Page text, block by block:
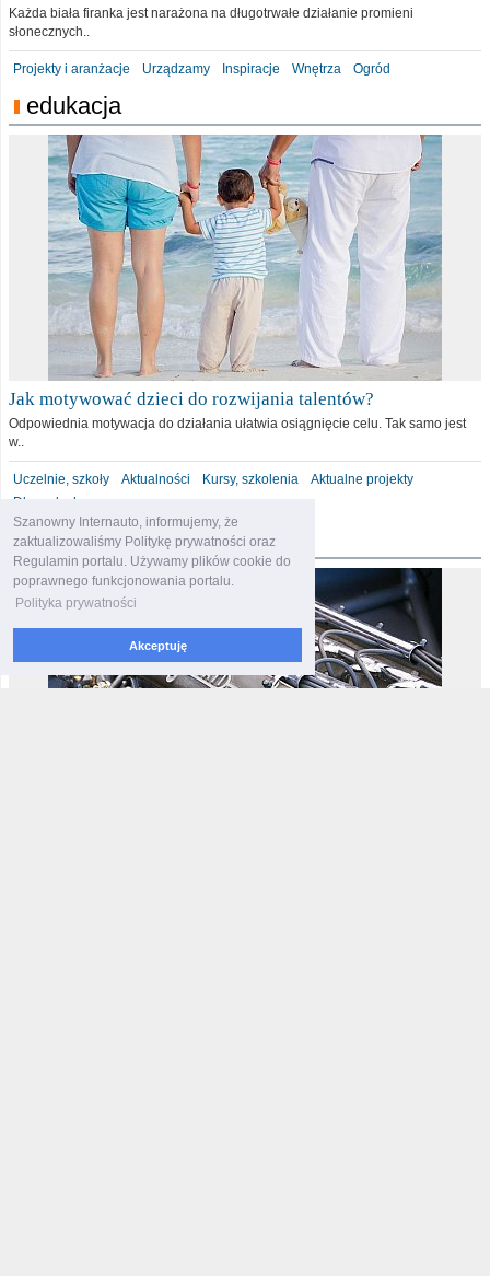
Szanowny Internauto, informujemy, że
zaktualizowaliśmy Politykę prywatności oraz
Regulamin portalu. Używamy plików cookie do
poprawnego funkcjonowania portalu.
Polityka prywatności
Akceptuję
Każda biała firanka jest narażona na długotrwałe działanie promieni
słonecznych..
Projekty i aranżacje Urządzamy Inspiracje Wnętrza Ogród
edukacja
Jak motywować dzieci do rozwijania talentów?
Odpowiednia motywacja do działania ułatwia osiągnięcie celu. Tak samo jest
w..
Uczelnie, szkoły Aktualności Kursy, szkolenia
Aktualne projekty
Dla malucha
motoryzacja